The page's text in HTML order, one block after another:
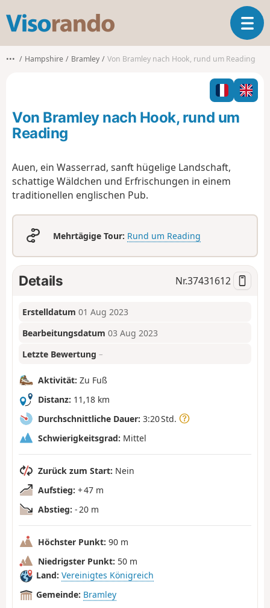
s
o
o
T
o
g
l
e
n
n
••• Hampshire Bramley Von Bramley nach Hook, rund um Reading
Von Bramley nach Hook, rund um
Reading
Auen, ein Wasserrad, sanft hügelige Landschaft,
schattige Wäldchen und Erfrischungen in einem
traditionellen englischen Pub.
Mehrtägige Tour: Rund um Reading
Details Nr.37431612
Erstelldatum 01 Aug 2023
Bearbeitungsdatum 03 Aug 2023
Letzte Bewertung –
Aktivität: Zu Fuß
Distanz: 11,18 km
Durchschnittliche Dauer: 3:20 Std.
Schwierigkeitsgrad: Mittel
Zurück zum Start: Nein
Aufstieg: + 47 m
Abstieg: - 20 m
Höchster Punkt: 90 m
Niedrigster Punkt: 50 m
Land: Vereinigtes Königreich
Gemeinde: Bramley